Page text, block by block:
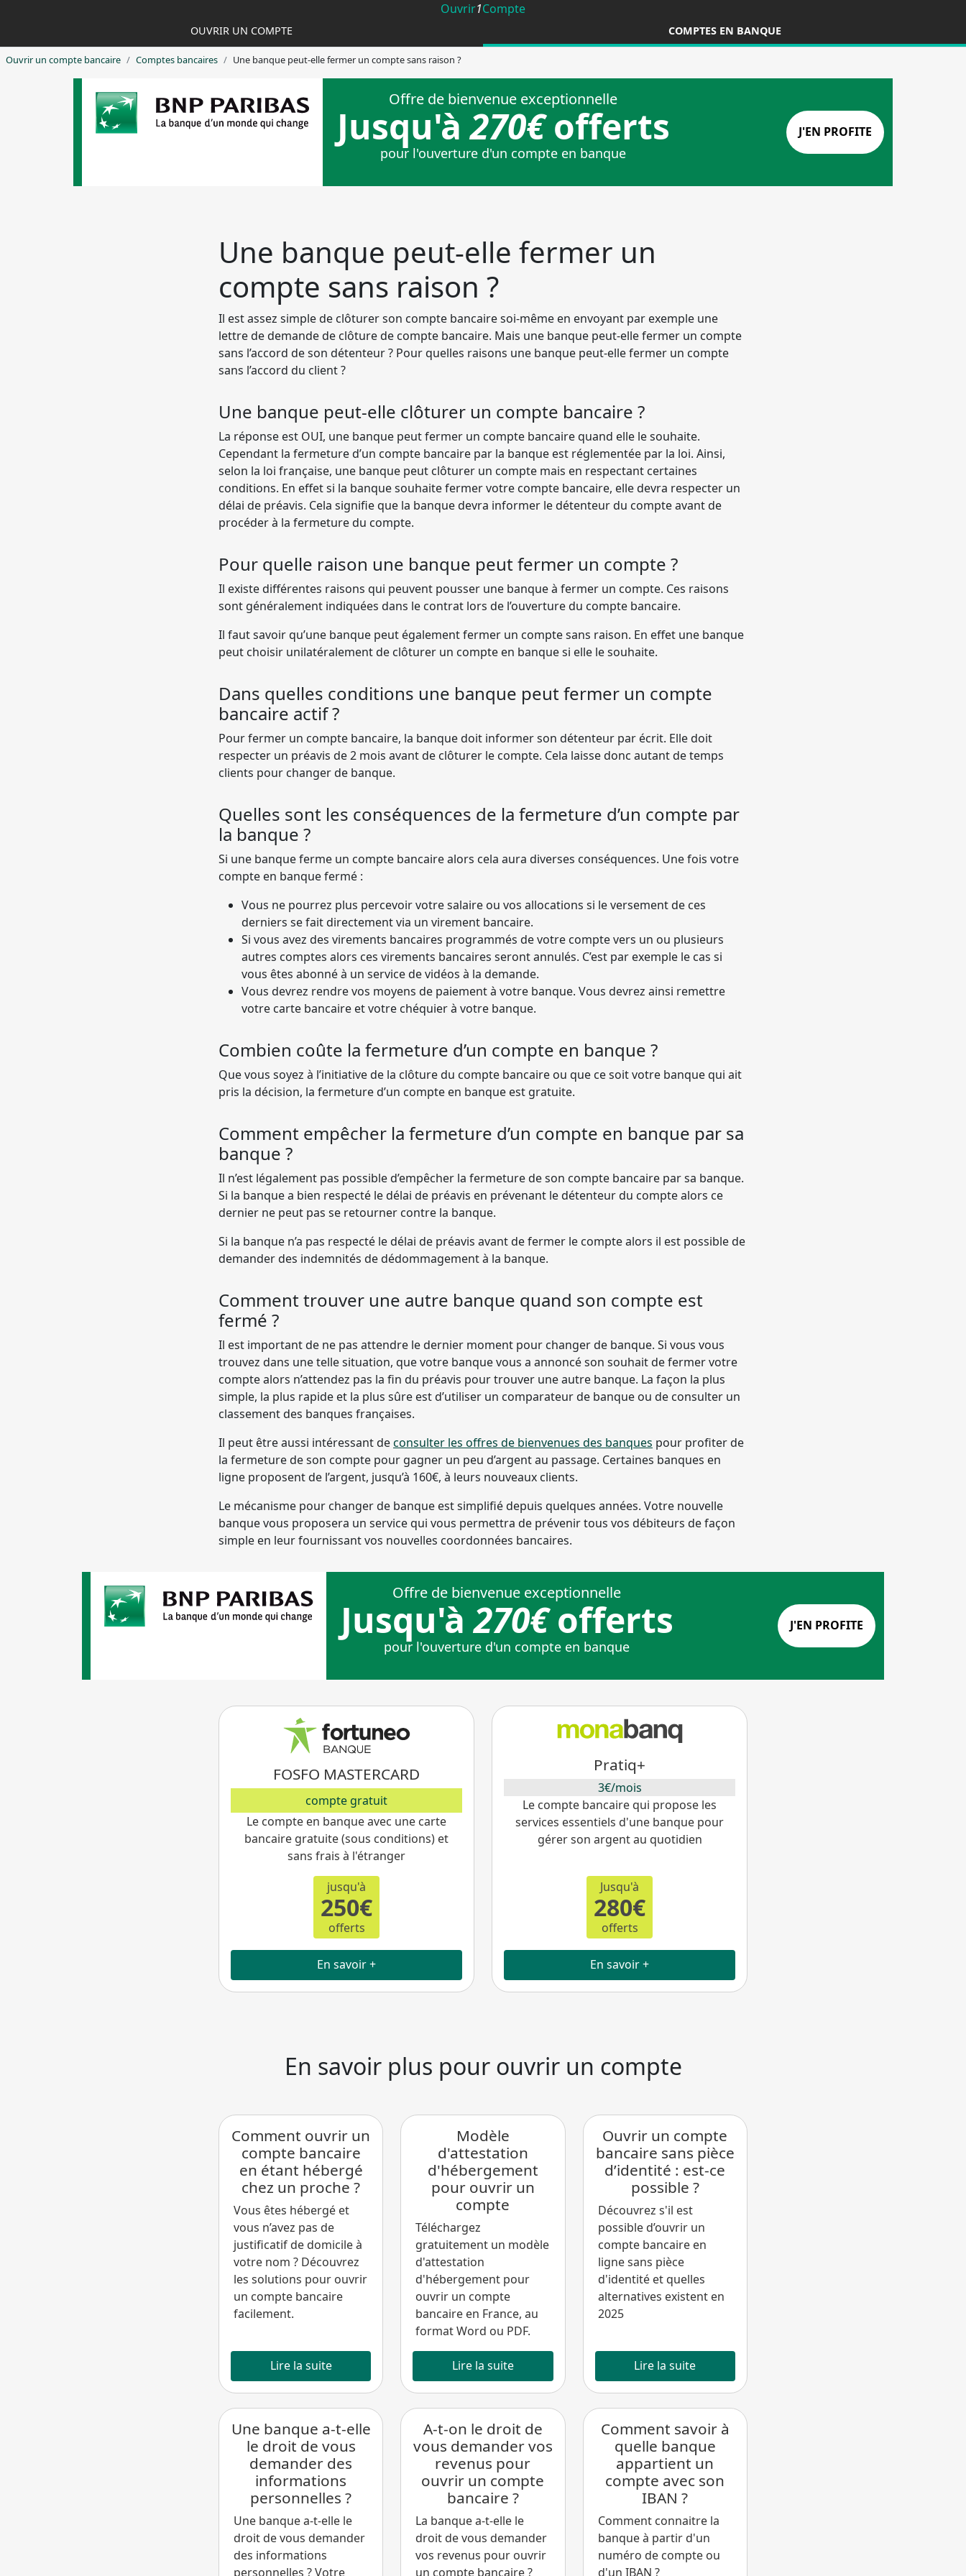
Ouvrir1Compte
OUVRIR UN COMPTE COMPTES EN BANQUE
Ouvrir un compte bancaire Comptes bancaires Une banque peut-elle fermer un compte sans raison ?
Envie de changer de banque ?
Une banque peut-elle fermer un
compte sans raison ?
Il est assez simple de clôturer son compte bancaire soi-même en envoyant par exemple une
lettre de demande de clôture de compte bancaire. Mais une banque peut-elle fermer un compte
sans l’accord de son détenteur ? Pour quelles raisons une banque peut-elle fermer un compte
sans l’accord du client ?
Une banque peut-elle clôturer un compte bancaire ?
La réponse est OUI, une banque peut fermer un compte bancaire quand elle le souhaite.
Cependant la fermeture d’un compte bancaire par la banque est réglementée par la loi. Ainsi,
selon la loi française, une banque peut clôturer un compte mais en respectant certaines
conditions. En effet si la banque souhaite fermer votre compte bancaire, elle devra respecter un
délai de préavis. Cela signifie que la banque devra informer le détenteur du compte avant de
procéder à la fermeture du compte.
Pour quelle raison une banque peut fermer un compte ?
Il existe différentes raisons qui peuvent pousser une banque à fermer un compte. Ces raisons
sont généralement indiquées dans le contrat lors de l’ouverture du compte bancaire.
Il faut savoir qu’une banque peut également fermer un compte sans raison. En effet une banque
peut choisir unilatéralement de clôturer un compte en banque si elle le souhaite.
Dans quelles conditions une banque peut fermer un compte
bancaire actif ?
Pour fermer un compte bancaire, la banque doit informer son détenteur par écrit. Elle doit
respecter un préavis de 2 mois avant de clôturer le compte. Cela laisse donc autant de temps
clients pour changer de banque.
Quelles sont les conséquences de la fermeture d’un compte par
la banque ?
Si une banque ferme un compte bancaire alors cela aura diverses conséquences. Une fois votre
compte en banque fermé :
Vous ne pourrez plus percevoir votre salaire ou vos allocations si le versement de ces
derniers se fait directement via un virement bancaire.
Si vous avez des virements bancaires programmés de votre compte vers un ou plusieurs
autres comptes alors ces virements bancaires seront annulés. C’est par exemple le cas si
vous êtes abonné à un service de vidéos à la demande.
Vous devrez rendre vos moyens de paiement à votre banque. Vous devrez ainsi remettre
votre carte bancaire et votre chéquier à votre banque.
Combien coûte la fermeture d’un compte en banque ?
Que vous soyez à l’initiative de la clôture du compte bancaire ou que ce soit votre banque qui ait
pris la décision, la fermeture d’un compte en banque est gratuite.
Comment empêcher la fermeture d’un compte en banque par sa
banque ?
Il n’est légalement pas possible d’empêcher la fermeture de son compte bancaire par sa banque.
Si la banque a bien respecté le délai de préavis en prévenant le détenteur du compte alors ce
dernier ne peut pas se retourner contre la banque.
Si la banque n’a pas respecté le délai de préavis avant de fermer le compte alors il est possible de
demander des indemnités de dédommagement à la banque.
Comment trouver une autre banque quand son compte est
fermé ?
Il est important de ne pas attendre le dernier moment pour changer de banque. Si vous vous
trouvez dans une telle situation, que votre banque vous a annoncé son souhait de fermer votre
compte alors n’attendez pas la fin du préavis pour trouver une autre banque. La façon la plus
simple, la plus rapide et la plus sûre est d’utiliser un comparateur de banque ou de consulter un
classement des banques françaises.
Il peut être aussi intéressant deconsulter les offres de bienvenues des banques pour profiter de
la fermeture de son compte pour gagner un peu d’argent au passage. Certaines banques en
ligne proposent de l’argent, jusqu’à 160€, à leurs nouveaux clients.
Le mécanisme pour changer de banque est simplifié depuis quelques années. Votre nouvelle
banque vous proposera un service qui vous permettra de prévenir tous vos débiteurs de façon
simple en leur fournissant vos nouvelles coordonnées bancaires.
Envie de changer de banque ?
FOSFO MASTERCARD
compte gratuit
Le compte en banque avec une carte
bancaire gratuite (sous conditions) et
sans frais à l'étranger
jusqu'à
250€
offerts
En savoir +
Pratiq+
3€/mois
Le compte bancaire qui propose les
services essentiels d'une banque pour
gérer son argent au quotidien
Jusqu'à
280€
offerts
En savoir +
En savoir plus pour ouvrir un compte
Comment ouvrir un
compte bancaire
en étant hébergé
chez un proche ?
Vous êtes hébergé et
vous n’avez pas de
justificatif de domicile à
votre nom ? Découvrez
les solutions pour ouvrir
un compte bancaire
facilement.
Lire la suite
Modèle
d'attestation
d'hébergement
pour ouvrir un
compte
Téléchargez
gratuitement un modèle
d'attestation
d'hébergement pour
ouvrir un compte
bancaire en France, au
format Word ou PDF.
Lire la suite
Ouvrir un compte
bancaire sans pièce
d’identité : est-ce
possible ?
Découvrez s'il est
possible d’ouvrir un
compte bancaire en
ligne sans pièce
d'identité et quelles
alternatives existent en
2025
Lire la suite
Une banque a-t-elle
le droit de vous
demander des
informations
personnelles ?
Une banque a-t-elle le
droit de vous demander
des informations
personnelles ? Votre
A-t-on le droit de
vous demander vos
revenus pour
ouvrir un compte
bancaire ?
La banque a-t-elle le
droit de vous demander
vos revenus pour ouvrir
un compte bancaire ?
Comment savoir à
quelle banque
appartient un
compte avec son
IBAN ?
Comment connaitre la
banque à partir d'un
numéro de compte ou
d'un IBAN ?